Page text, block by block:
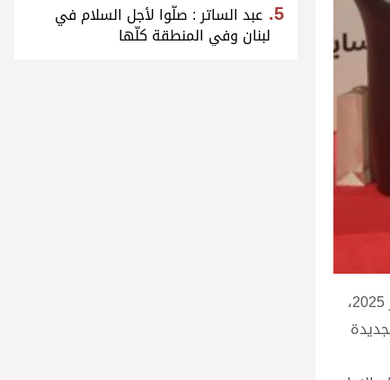
في مشهد ثقافي ووطني مهيب، احتضن معرض بيروت العربي الدولي للكتاب في دورته السادسة والستين، مساء الجمعة 16 أيار 2025،
عبد الساتر : صلّوا لأجل السلام في
لبنان وفي المنطقة كلّها